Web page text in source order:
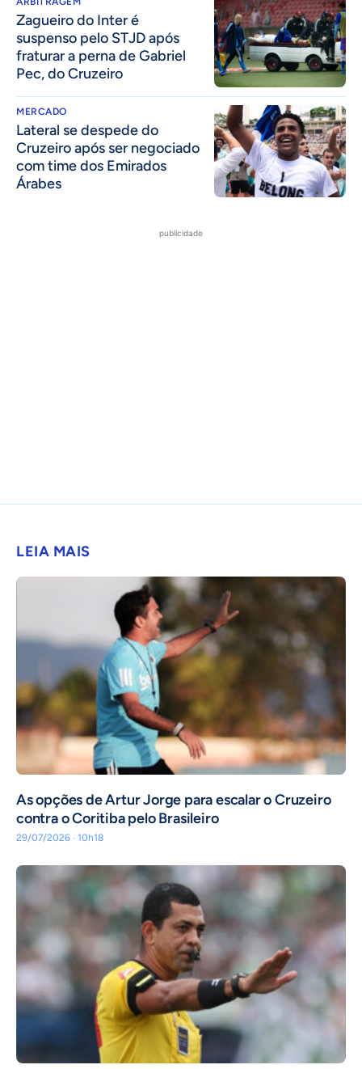
Zagueiro do Inter é
suspenso pelo STJD após
fraturar a perna de Gabriel
Pec, do Cruzeiro
MERCADO
Lateral se despede do
Cruzeiro após ser negociado
com time dos Emirados
Árabes
publicidade
LEIA MAIS
As opções de Artur Jorge para escalar o Cruzeiro
contra o Coritiba pelo Brasileiro
29/07/2026 · 10h18